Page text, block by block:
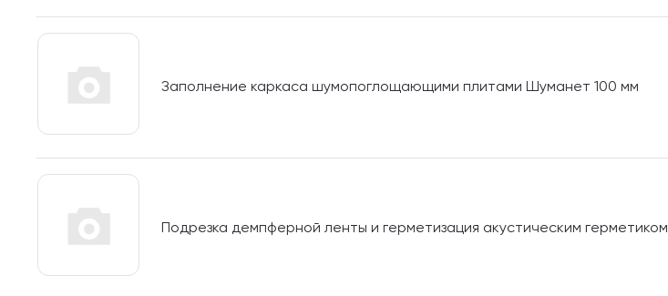
Заполнение каркаса шумопоглощающими плитами Шуманет 100 мм
Подрезка демпферной ленты и герметизация акустическим герметиком